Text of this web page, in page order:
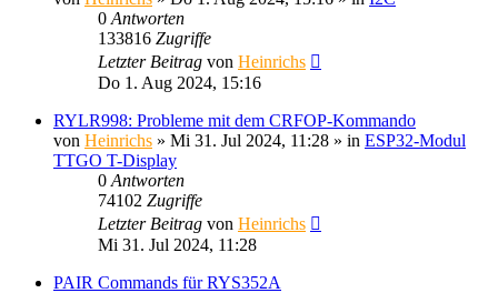
0 Antworten
133816 Zugriffe
Letzter Beitrag von Heinrichs
Do 1. Aug 2024, 15:16
RYLR998: Probleme mit dem CRFOP-Kommando
von Heinrichs » Mi 31. Jul 2024, 11:28 » in ESP32-Modul
TTGO T-Display
0 Antworten
74102 Zugriffe
Letzter Beitrag von Heinrichs
Mi 31. Jul 2024, 11:28
PAIR Commands für RYS352A